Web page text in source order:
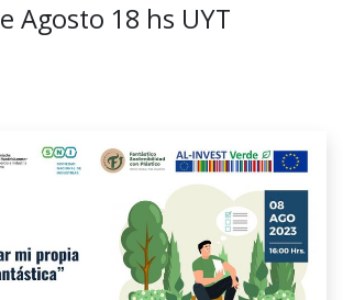
Agosto 18 hs UYT